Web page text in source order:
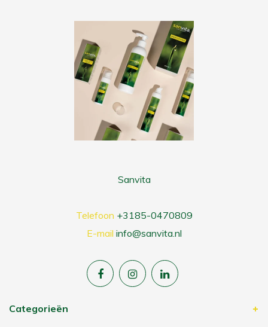
Sanvita
Telefoon +3185-0470809
E-mail info@sanvita.nl
Categorieën